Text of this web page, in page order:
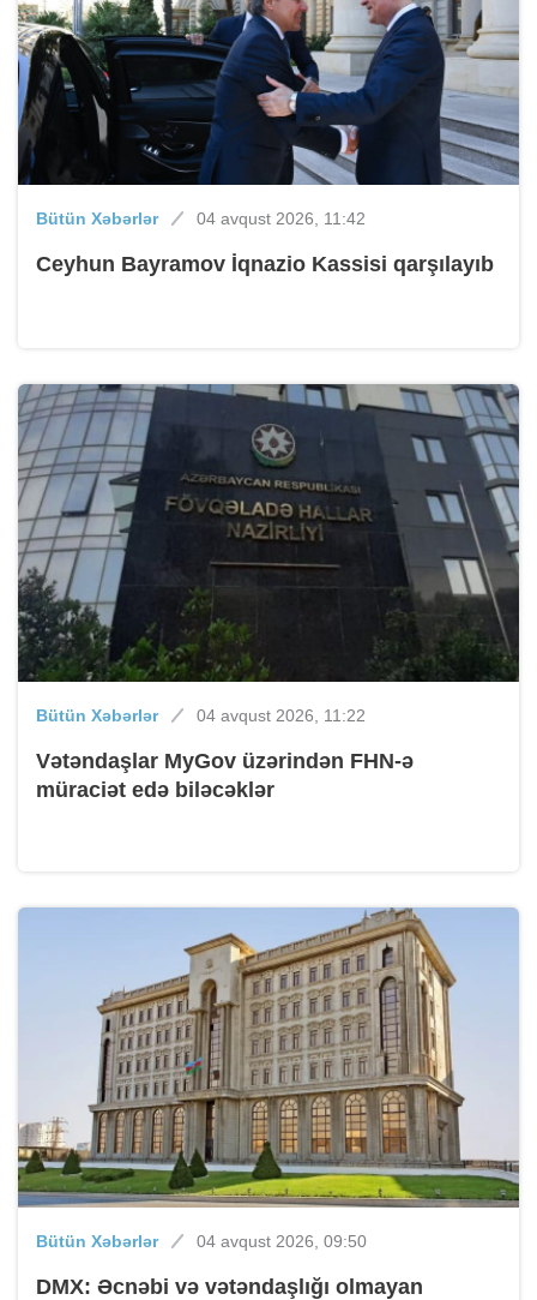
Bütün Xəbərlər 04 avqust 2026, 11:42
Ceyhun Bayramov İqnazio Kassisi qarşılayıb
Bütün Xəbərlər 04 avqust 2026, 11:22
Vətəndaşlar MyGov üzərindən FHN-ə
müraciət edə biləcəklər
Bütün Xəbərlər 04 avqust 2026, 09:50
DMX: Əcnəbi və vətəndaşlığı olmayan